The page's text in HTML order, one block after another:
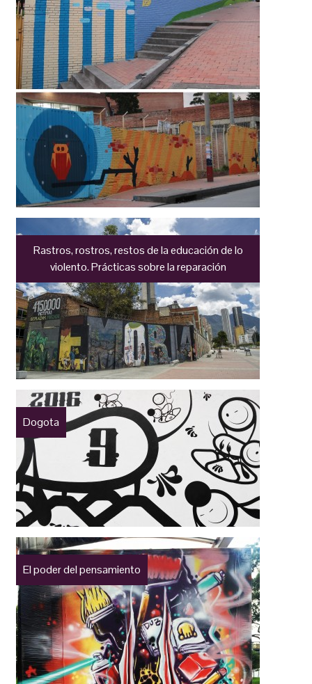
Rastros, rostros, restos de la educación de lo
violento. Prácticas sobre la reparación
Dogota
El poder del pensamiento